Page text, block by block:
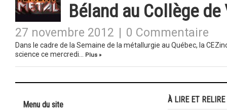
Béland au Collège
27 novembre 2012 0 Commentaire
Dans le cadre de la Semaine de la métallurgie au Québec, la
science ce mercredi…
Plus »
Menu du site
À LIRE ET RELIRE